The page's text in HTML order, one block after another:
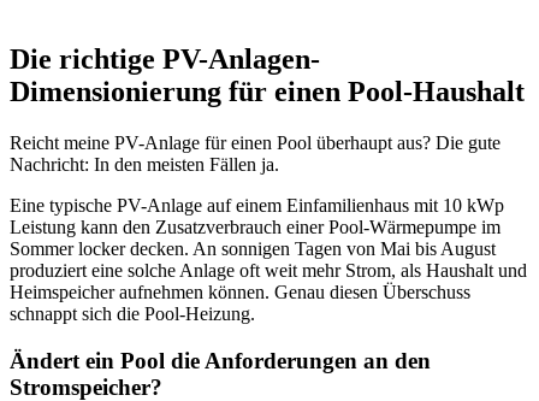
Die richtige PV-Anlagen-
Dimensionierung für einen Pool-Haushalt
Reicht meine PV-Anlage für einen Pool überhaupt aus? Die gute
Nachricht: In den meisten Fällen ja.
Eine typische PV-Anlage auf einem Einfamilienhaus mit 10 kWp
Leistung kann den Zusatzverbrauch einer Pool-Wärmepumpe im
Sommer locker decken. An sonnigen Tagen von Mai bis August
produziert eine solche Anlage oft weit mehr Strom, als Haushalt und
Heimspeicher aufnehmen können. Genau diesen Überschuss
schnappt sich die Pool-Heizung.
Ändert ein Pool die Anforderungen an den
Stromspeicher?